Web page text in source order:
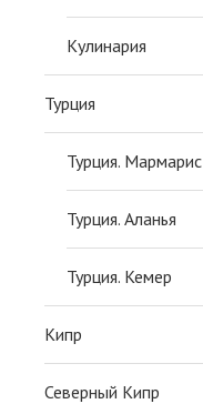
Кулинария
Турция
Турция. Мармарис
Турция. Аланья
Турция. Кемер
Кипр
Северный Кипр